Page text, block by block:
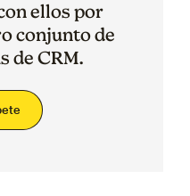
ellos por
conjunto de
de CRM.